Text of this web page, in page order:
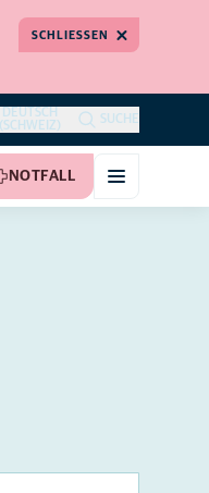
SCHLIESSEN
DEUTSCH
(SCHWEIZ)
SUCHE
NOTFALL